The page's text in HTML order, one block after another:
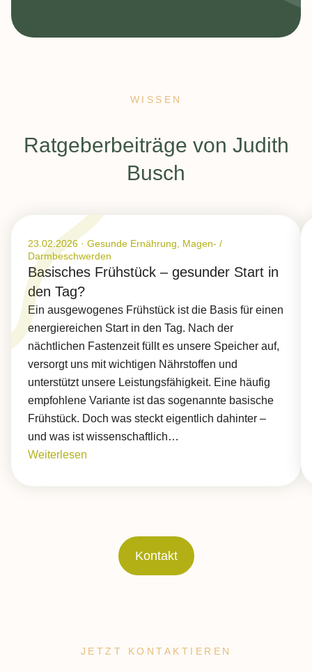
Mangelernährung, Malnutrition, Untergewicht
WISSEN
Ratgeberbeiträge von Judith
Busch
Veröffentlicht am 23.02.2026
23.02.2026 · Gesunde Ernährung, Magen- /
Darmbeschwerden
Basisches Frühstück – gesunder Start in
den Tag?
Ein ausgewogenes Frühstück ist die Basis für einen
energiereichen Start in den Tag. Nach der
nächtlichen Fastenzeit füllt es unsere Speicher auf,
versorgt uns mit wichtigen Nährstoffen und
unterstützt unsere Leistungsfähigkeit. Eine häufig
empfohlene Variante ist das sogenannte basische
Frühstück. Doch was steckt eigentlich dahinter –
und was ist wissenschaftlich…
Weiterlesen
Kontakt
JETZT KONTAKTIEREN